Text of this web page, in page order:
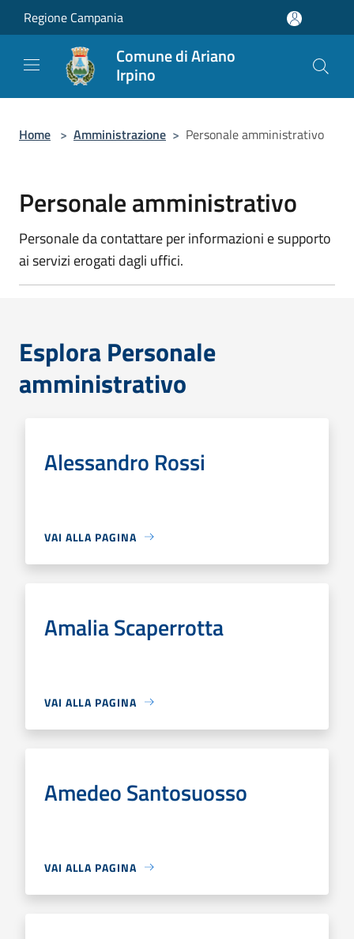
Salta al contenuto principale
Regione Campania
Comune di Ariano
Irpino
Home > Amministrazione > Personale amministrativo
Personale amministrativo
Personale da contattare per informazioni e supporto
ai servizi erogati dagli uffici.
Esplora Personale
amministrativo
Alessandro Rossi
VAI ALLA PAGINA
Amalia Scaperrotta
VAI ALLA PAGINA
Amedeo Santosuosso
VAI ALLA PAGINA